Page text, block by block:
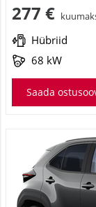
277 €
Hübriid
68 kW
Saada